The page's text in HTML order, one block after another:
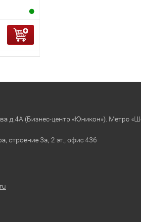
д.4А (Бизнес-центр «Юникон»). Метро
строение 3а, 2 эт., офис 436